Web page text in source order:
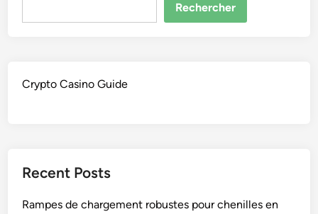
Rechercher
Crypto Casino Guide
Recent Posts
Rampes de chargement robustes pour chenilles en